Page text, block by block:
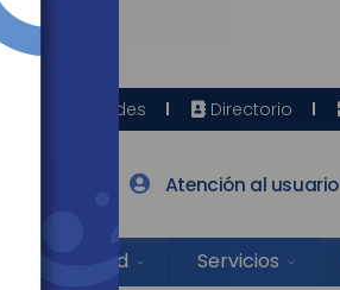
Sedes Directorio
Atención al usuario
Salud Servicios